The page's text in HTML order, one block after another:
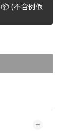
(不含例假